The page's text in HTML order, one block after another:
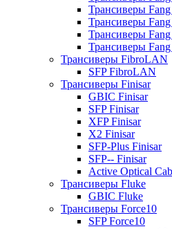
Трансиверы
Трансиверы
Трансиверы
Трансиверы
Трансиверы FibroLAN
SFP FibroLAN
Трансиверы Finisar
GBIC Finisar
SFP Finisar
XFP Finisar
X2 Finisar
SFP-Plus Finisar
SFP-- Finisar
Active Optical
Трансиверы Fluke
GBIC Fluke
Трансиверы Force10
SFP Force10